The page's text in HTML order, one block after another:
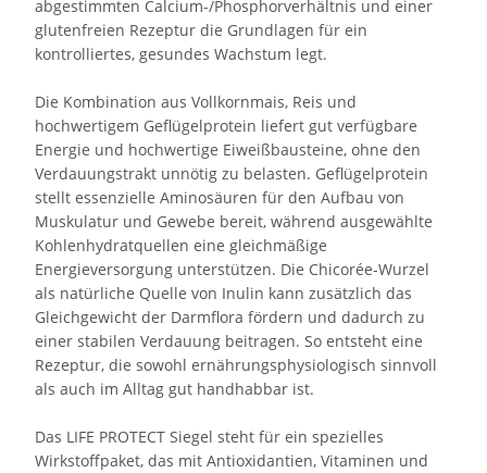
abgestimmten Calcium-/Phosphorverhältnis und einer
glutenfreien Rezeptur die Grundlagen für ein
kontrolliertes, gesundes Wachstum legt.
Die Kombination aus Vollkornmais, Reis und
hochwertigem Geflügelprotein liefert gut verfügbare
Energie und hochwertige Eiweißbausteine, ohne den
Verdauungstrakt unnötig zu belasten. Geflügelprotein
stellt essenzielle Aminosäuren für den Aufbau von
Muskulatur und Gewebe bereit, während ausgewählte
Kohlenhydratquellen eine gleichmäßige
Energieversorgung unterstützen. Die Chicorée-Wurzel
als natürliche Quelle von Inulin kann zusätzlich das
Gleichgewicht der Darmflora fördern und dadurch zu
einer stabilen Verdauung beitragen. So entsteht eine
Rezeptur, die sowohl ernährungsphysiologisch sinnvoll
als auch im Alltag gut handhabbar ist.
Das LIFE PROTECT Siegel steht für ein spezielles
Wirkstoffpaket, das mit Antioxidantien, Vitaminen und